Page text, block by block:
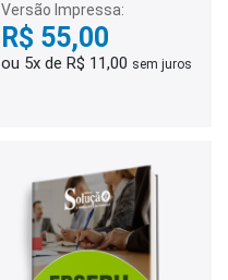
Versão Impressa:
R$ 55,00
ou 5x de R$ 11,00 sem juros